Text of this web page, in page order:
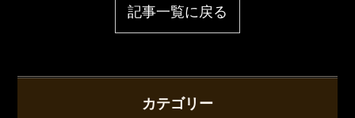
記事一覧に戻る
カテゴリー